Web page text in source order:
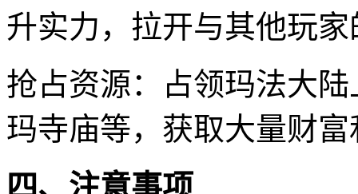
升实力，拉开与其他玩
抢占资源：占领玛法大
玛寺庙等，获取大量财
四、注意事项